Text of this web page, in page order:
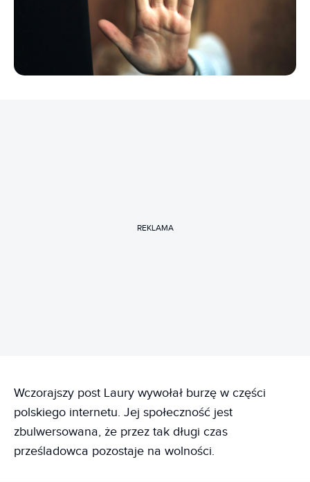
REKLAMA
Wczorajszy post Laury wywołał burzę w części
polskiego internetu. Jej społeczność jest
zbulwersowana, że przez tak długi czas
prześladowca pozostaje na wolności.